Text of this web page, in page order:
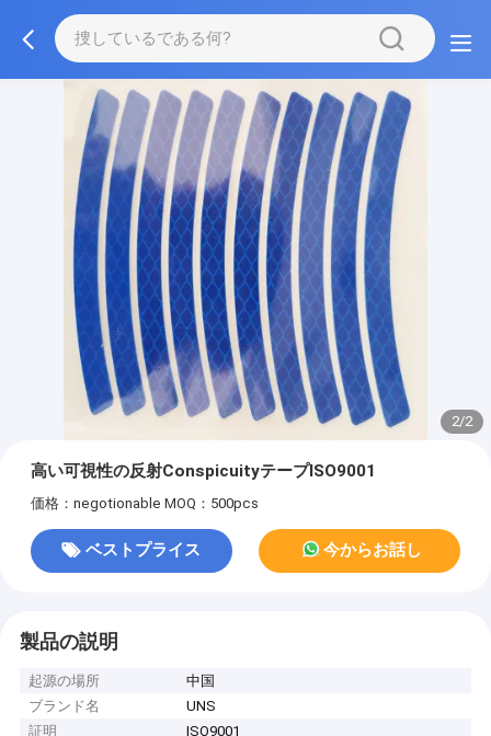
2/2
高い可視性の反射ConspicuityテープISO9001
価格：negotionable MOQ：500pcs
ベストプライス 今からお話し
製品の説明
起源の場所
中国
ブランド名
UNS
証明
ISO9001